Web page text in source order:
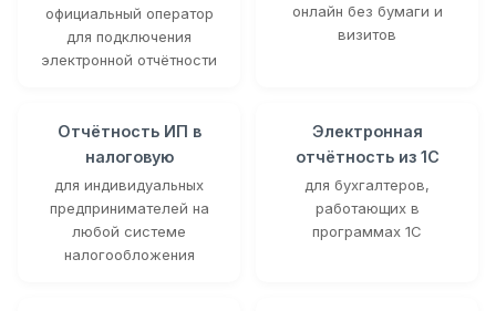
официальный оператор
для подключения
электронной отчётности
онлайн без бумаги и
визитов
Отчётность ИП в
налоговую
для индивидуальных
предпринимателей на
любой системе
налогообложения
Электронная
отчётность из 1С
для бухгалтеров,
работающих в
программах 1С